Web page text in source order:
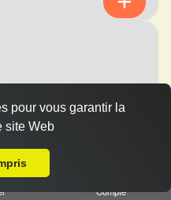
hachée,
Compte
pour vous garantir la
site Web